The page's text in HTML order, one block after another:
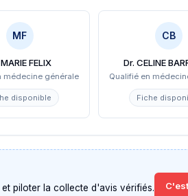
MF
FELIX
médecine générale
disponible
CB
Dr. CELINE
Qualifié en
Fiche
piloter la collecte d'avis vérifiés.